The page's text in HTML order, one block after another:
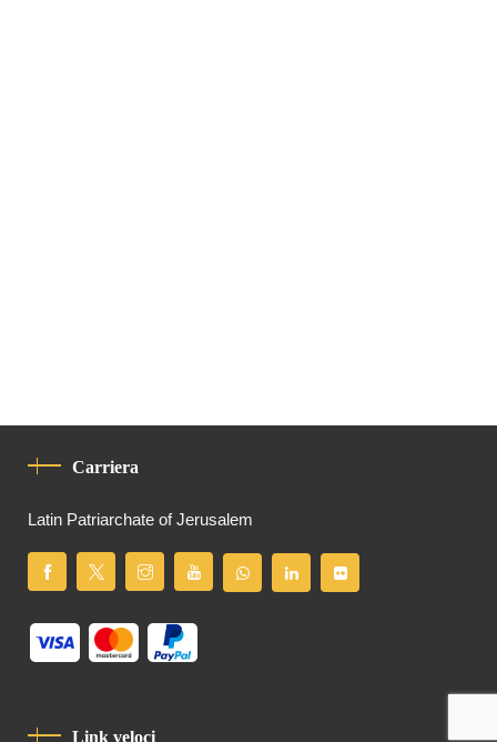
Carriera
Latin Patriarchate of Jerusalem
Link veloci